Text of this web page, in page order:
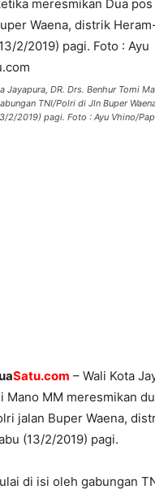
Jayapura, DR. Drs. Benhur Tomi
TNI/Polri di Jln Buper
2/2019) pagi. Foto : Ayu Vhino/
Satu.com – Wali Kota
Mano MM meresmikan
jalan Buper Waena,
(13/2/2019) pagi.
di isi oleh gabungan